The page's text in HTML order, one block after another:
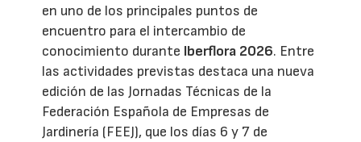
en uno de los principales puntos de
encuentro para el intercambio de
conocimiento durante Iberflora 2026. Entre
las actividades previstas destaca una nueva
edición de las Jornadas Técnicas de la
Federación Española de Empresas de
Jardinería (FEEJ), que los días 6 y 7 de